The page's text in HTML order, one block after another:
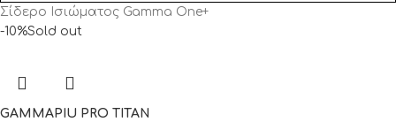
Σίδερο Ισιώματος Gamma One+
-10%Sold out
GAMMAPIU PRO TITAN